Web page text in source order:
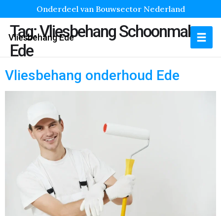
Onderdeel van Bouwsector Nederland
Vliesbehang Ede
Tag:Vliesbehang Schoonmaken
Ede
Vliesbehang onderhoud Ede